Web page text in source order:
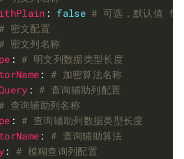
: false # 可选，默认值
密文配置
密文列名称
: # 明文列数据类型长度
: # 加密算法名称
: # 查询辅助列配置
查询辅助列名称
: # 查询辅助列数据类型长度
: # 查询辅助算法
: # 模糊查询列配置